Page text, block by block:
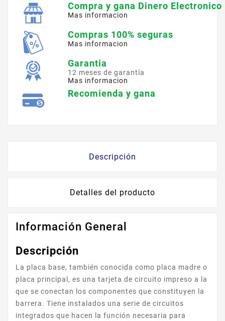
Compra y gana Dinero Electronico
Mas informacion
Compras 100% seguras
Mas informacion
Garantia
12 meses de garantía
Mas informacion
Recomienda y gana
Descripción
Detalles del producto
Información General
Descripción
La placa base, también conocida como placa madre o
placa principal, es una tarjeta de circuito impreso a la
que se conectan los componentes que constituyen la
barrera. Tiene instalados una serie de circuitos
integrados que hacen la función necesaria para